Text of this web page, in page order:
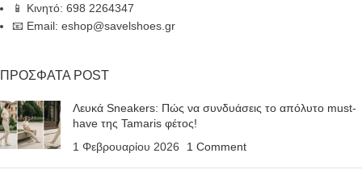
📱 Κινητό: 698 2264347
📧 Email: eshop@savelshoes.gr
ΠΡΟΣΦΑΤΑ POST
Λευκά Sneakers: Πώς να συνδυάσεις το απόλυτο must-
have της Tamaris φέτος!
1 Φεβρουαρίου 2026
1 Comment